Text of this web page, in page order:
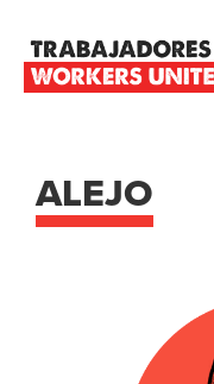
primary
navigation
main
content
footer
TRABAJADORES
UNITED
ALEJO